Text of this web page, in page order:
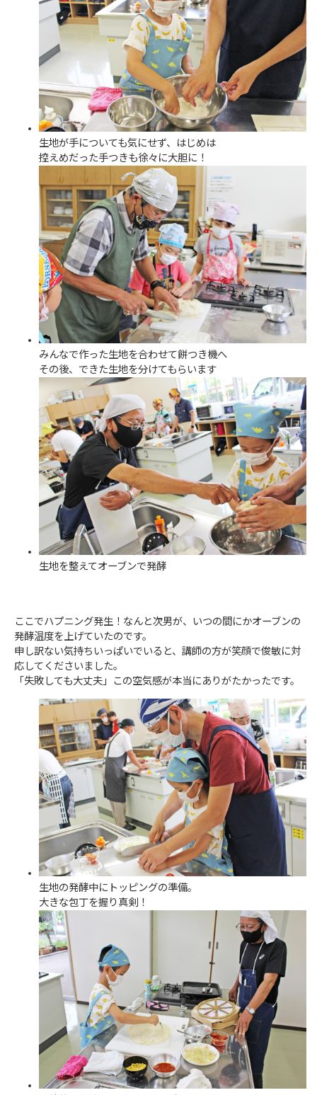
生地が手についても気にせず、はじめは
控えめだった手つきも徐々に大胆に！
みんなで作った生地を合わせて餅つき機へ
その後、できた生地を分けてもらいます
生地を整えてオーブンで発酵
ここでハプニング発生！なんと次男が、いつの間にかオーブンの
発酵温度を上げていたのです。
申し訳ない気持ちいっぱいでいると、講師の方が笑顔で俊敏に対
応してくださいました。
「失敗しても大丈夫」この空気感が本当にありがたかったです。
生地の発酵中にトッピングの準備。
大きな包丁を握り真剣！